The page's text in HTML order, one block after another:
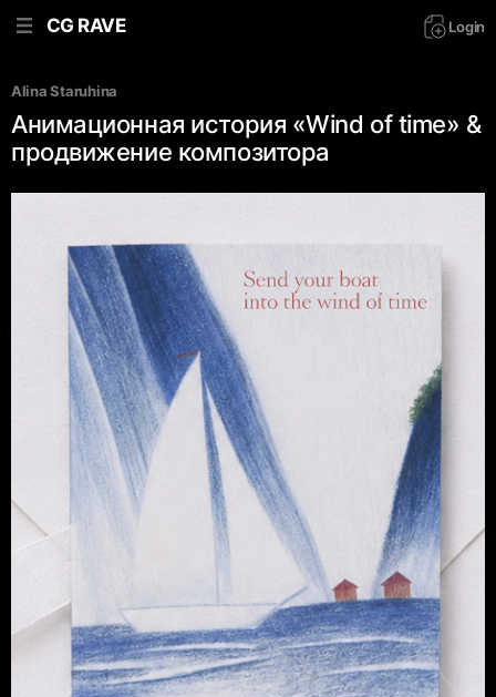
CG RAVE Login
Alina Staruhina
Анимационная история «Wind of time» &
продвижение композитора